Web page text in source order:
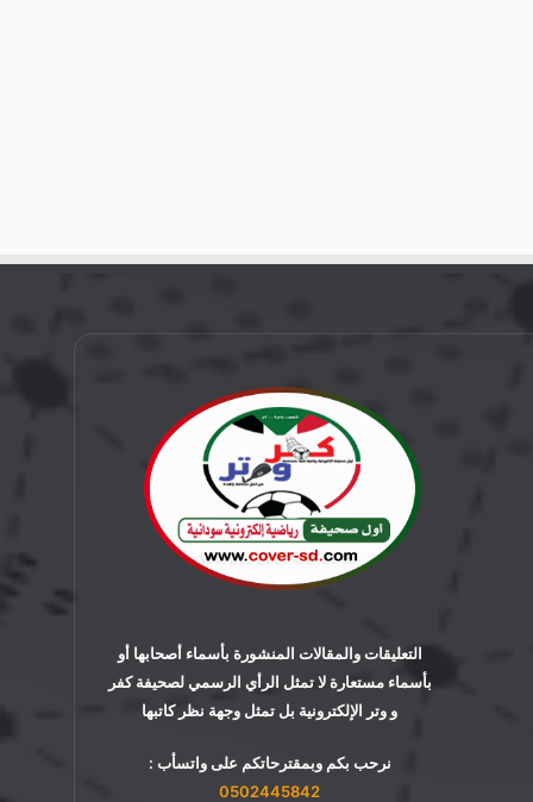
التعليقات والمقالات المنشورة بأسماء أصحابها أو
بأسماء مستعارة لا تمثل الرأي الرسمي لصحيفة كفر
و وتر الإلكترونية بل تمثل وجهة نظر كاتبها
نرحب بكم وبمقترحاتكم على واتسأب :
0502445842